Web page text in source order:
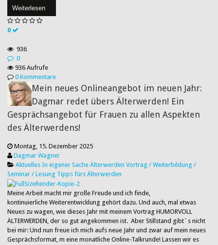
Weiterlesen
0
936
0
936 Aufrufe
0 Kommentare
Mein neues Onlineangebot im neuen Jahr:
Dagmar redet übers Älterwerden! Ein
Gesprächsangebot für Frauen zu allen Aspekten
des Älterwerdens!
Montag, 15. Dezember 2025
Dagmar Wagner
Aktuelles In eigener Sache Älterwerden Vortrag / Weiterbildung /
Seminar / Lesung Tipps fürs Älterwerden
Meine Arbeit macht mir große Freude und ich finde,
kontinuierliche Weiterentwicklung gehört dazu. Und auch, mal etwas
Neues zu wagen, wie dieses Jahr mit meinem Vortrag HUMORVOLL
ÄLTERWERDEN, der so gut angekommen ist. Aber Stillstand gibt´s nicht
bei mir: Und nun freue ich mich aufs neue Jahr und zwar auf mein neues
Gesprächsformat, m eine monatliche Online-Talkrunde! Lassen wir es